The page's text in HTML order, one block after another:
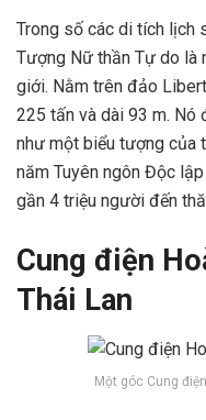
Trong số các di tích lịch
Tượng Nữ thần Tự do là
giới. Nằm trên đảo
225 tấn và dài 93 m.
như một biểu tượng của
năm Tuyên ngôn Độc
gần 4 triệu người đến
Cung điện
Thái Lan
Một góc Cung